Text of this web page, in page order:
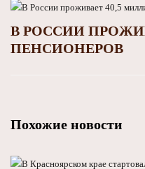
В РОССИИ
ПЕНСИОНЕРОВ
Похожие новости